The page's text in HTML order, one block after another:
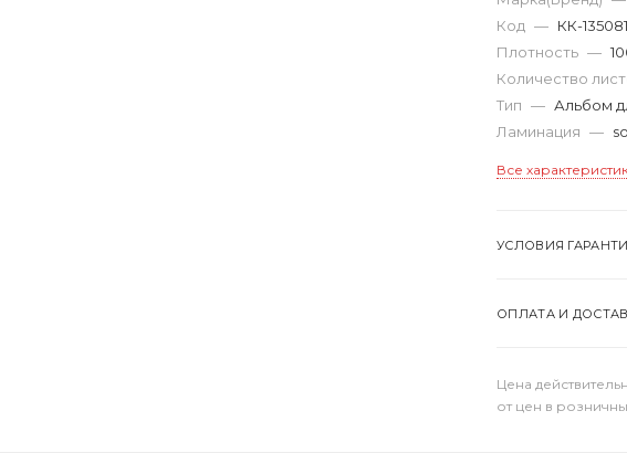
Код — КК-135081
Плотность —
Количество
Тип — Альбом
Ламинация —
Все
УСЛОВИЯ
ОПЛАТА И
Цена
от цен в